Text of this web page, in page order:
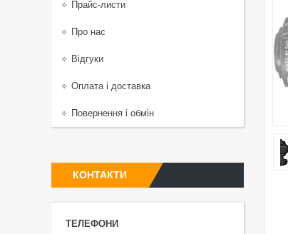
Прайс-листи
Про нас
Відгуки
Оплата і доставка
Повернення і обмін
КОНТАКТИ